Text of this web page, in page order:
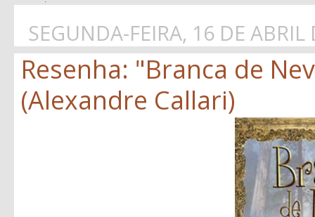
SEGUNDA-FEIRA, 16 DE ABRIL
Resenha: "Branca de
(Alexandre Callari)